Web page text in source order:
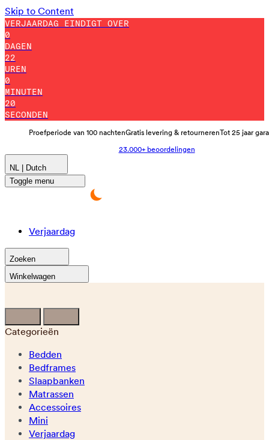
Skip to Content
VERJAARDAG EINDIGT OVER
0
DAGEN
22
UREN
0
MINUTEN
12
SECONDEN
Proefperiode van 100 nachtenGratis levering & retournerenTot 25 jaar
23.000+ beoordelingen
NL | Dutch
Toggle menu
Verjaardag
Zoeken
Winkelwagen
Categorieën
Bedden
Bedframes
Slaapbanken
Matrassen
Accessoires
Mini
Verjaardag